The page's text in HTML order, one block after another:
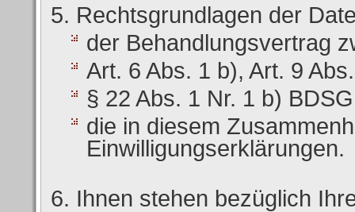
Rechtsgrundlagen der
der Behandlungsvertrag
Art. 6 Abs. 1 b), Art. 9
§ 22 Abs. 1 Nr. 1 b)
die in diesem
Einwilligungserklärungen.
Ihnen stehen bezüglich